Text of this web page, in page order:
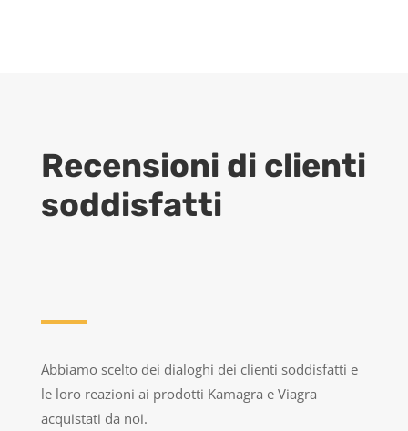
Recensioni di clienti
soddisfatti
Abbiamo scelto dei dialoghi dei clienti soddisfatti e
le loro reazioni ai prodotti Kamagra e Viagra
acquistati da noi.